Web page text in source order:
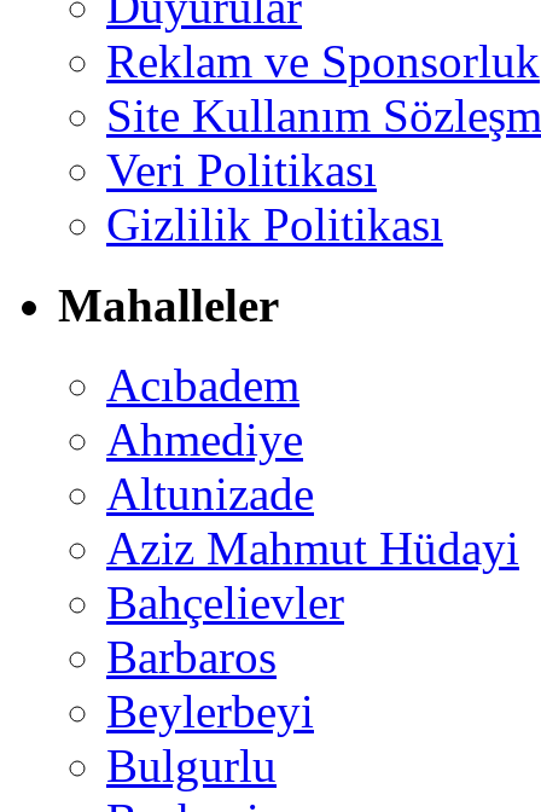
Reklam ve Sponsorluk
Site Kullanım
Veri Politikası
Gizlilik Politikası
Mahalleler
Acıbadem
Ahmediye
Altunizade
Aziz Mahmut Hüdayi
Bahçelievler
Barbaros
Beylerbeyi
Bulgurlu